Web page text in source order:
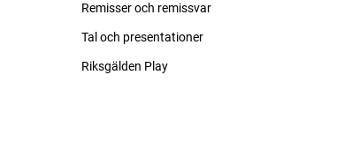
Remisser och remissvar
Tal och presentationer
Riksgälden Play